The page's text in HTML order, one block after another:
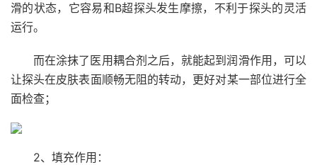
滑的状态，它容易和B超探头发生摩擦，不利于探头的灵活
运行。
而在涂抹了医用耦合剂之后，就能起到润滑作用，可以
让探头在皮肤表面顺畅无阻的转动，更好对某一部位进行全
面检查；
2、填充作用：